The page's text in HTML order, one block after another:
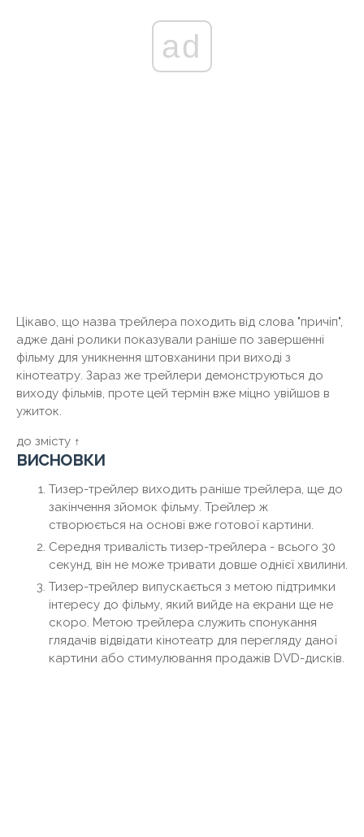
ad
Цікаво, що назва трейлера походить від слова "причіп",
адже дані ролики показували раніше по завершенні
фільму для уникнення штовханини при виході з
кінотеатру. Зараз же трейлери демонструються до
виходу фільмів, проте цей термін вже міцно увійшов в
ужиток.
до змісту ↑
висновки
Тизер-трейлер виходить раніше трейлера, ще до
закінчення зйомок фільму. Трейлер ж
створюється на основі вже готової картини.
Середня тривалість тизер-трейлера - всього 30
секунд, він не може тривати довше однієї хвилини.
Тизер-трейлер випускається з метою підтримки
інтересу до фільму, який вийде на екрани ще не
скоро. Метою трейлера служить спонукання
глядачів відвідати кінотеатр для перегляду даної
картини або стимулювання продажів DVD-дисків.